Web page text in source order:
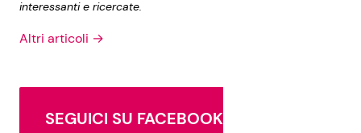
interessanti e ricercate.
Altri articoli →
SEGUICI SU FACEBOOK